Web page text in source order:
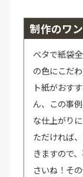
制作のワ
ベタで紙袋
の色にこだ
ト紙がおす
ん、この事
な仕上がり
ただければ
きますので
さいね！そ